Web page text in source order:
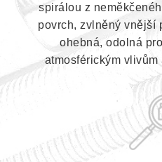
spirálou z
povrch, zvlněný vnější
ohebná, odolná
atmosférickým